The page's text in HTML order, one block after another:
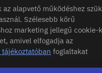
alapvető működéshez
Szélesebb körű
marketing jellegű cookie-
amivel elfogadja az
foglaltakat